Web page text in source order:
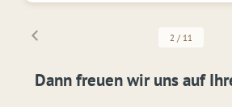
2 / 11
Dann freuen wir uns auf